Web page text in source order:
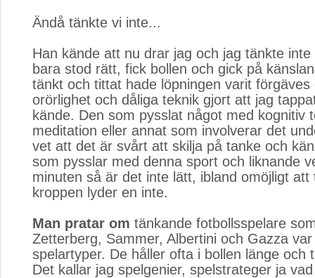
Ändå tänkte vi inte...
Han kände att nu drar jag och jag tänkte
bara stod rätt, fick bollen och gick på
tänkt och tittat hade löpningen varit förgäves
orörlighet och dåliga teknik gjort att jag
kände. Den som pysslat något med kognitiv
meditation eller annat som involverar det
vet att det är svårt att skilja på tanke och
som pysslar med denna sport och liknande
minuten så är det inte lätt, ibland omöjligt att
kroppen lyder en inte.
Man pratar om tänkande fotbollsspelare
Zetterberg, Sammer, Albertini och Gazza
spelartyper. De håller ofta i bollen länge och
Det kallar jag spelgenier, spelstrateger ja